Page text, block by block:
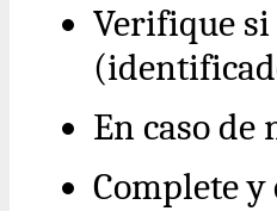
Verifique
En caso
Complete